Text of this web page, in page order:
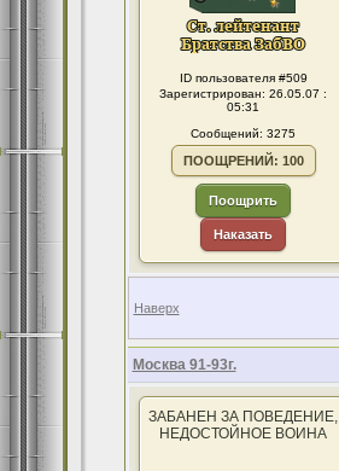
ID пользователя #509
Зарегистрирован: 26.05.07 :
05:31
Сообщений: 3275
ПООЩРЕНИЙ: 100
Поощрить
Наказать
Наверх
Москва 91-93г.
ЗАБАНЕН ЗА ПОВЕДЕНИЕ,
НЕДОСТОЙНОЕ ВОИНА